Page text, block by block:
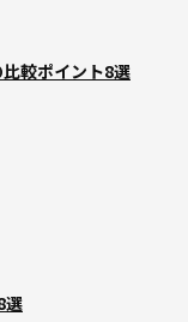
較ポイント8選
選